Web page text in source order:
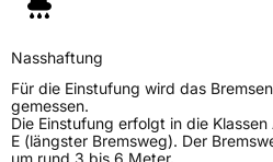
Nasshaftung
Für die Einstufung wird das
gemessen.
Die Einstufung erfolgt in die
E (längster Bremsweg). Der
um rund 3 bis 6 Meter.